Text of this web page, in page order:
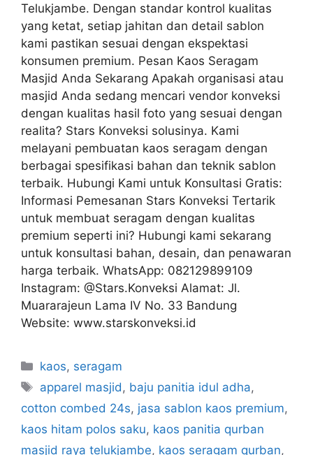
Telukjambe. Dengan standar kontrol kualitas
yang ketat, setiap jahitan dan detail sablon
kami pastikan sesuai dengan ekspektasi
konsumen premium. Pesan Kaos Seragam
Masjid Anda Sekarang Apakah organisasi atau
masjid Anda sedang mencari vendor konveksi
dengan kualitas hasil foto yang sesuai dengan
realita? Stars Konveksi solusinya. Kami
melayani pembuatan kaos seragam dengan
berbagai spesifikasi bahan dan teknik sablon
terbaik. Hubungi Kami untuk Konsultasi Gratis:
Informasi Pemesanan Stars Konveksi Tertarik
untuk membuat seragam dengan kualitas
premium seperti ini? Hubungi kami sekarang
untuk konsultasi bahan, desain, dan penawaran
harga terbaik. WhatsApp: 082129899109
Instagram: @Stars.Konveksi Alamat: Jl.
Muararajeun Lama IV No. 33 Bandung
Website: www.starskonveksi.id
kaos, seragam
apparel masjid , baju panitia idul adha,
cotton combed 24s, jasa sablon kaos premium,
kaos hitam polos saku, kaos panitia qurban
masjid raya telukjambe, kaos seragam qurban,